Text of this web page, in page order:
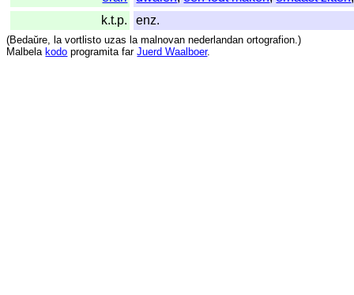
k.t.p.
enz.
(Bedaŭre, la vortlisto uzas la malnovan nederlandan ortografion.)
Malbela kodo programita far Juerd Waalboer.